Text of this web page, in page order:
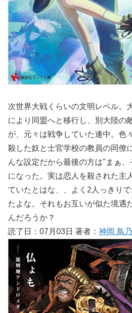
次世界大戦くらいの文明レベル。
により同盟へと移行し、別大陸の
が、元々は戦争していた連中。色
殺した奴と士官学校の教員の同僚
んな設定だから最後の方は"まぁ
になった。実は恋人を殺された主
ていたとはな、、よく2人っきり
たよな。それもお互いが似た境遇
んだろうか？
読了日：07月03日 著者： 神岡 鳥乃